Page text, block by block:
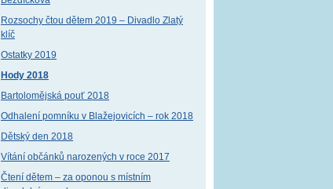
Rozsochy čtou dětem 2019 – Divadlo Zlatý
klíč
Ostatky 2019
Hody 2018
Bartolomějská pouť 2018
Odhalení pomníku v Blažejovicích – rok 2018
Dětský den 2018
Vítání občánků narozených v roce 2017
Čtení dětem – za oponou s místním